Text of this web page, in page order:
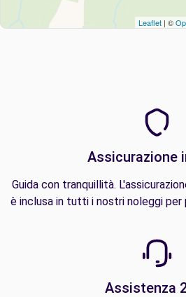
Leaflet | ©
Assicurazione
Guida con tranquillità.
è inclusa in tutti i nostri noleggi
Assistenza